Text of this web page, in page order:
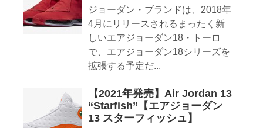
ジョーダン・ブランドは、2018年
4月にリリースされるまったく新
しいエアジョーダン18・トーロ
で、エアジョーダン18シリーズを
拡張する予定だ...
【2021年発売】Air Jordan 13
“Starfish”【エアジョーダン
13 スターフィッシュ】